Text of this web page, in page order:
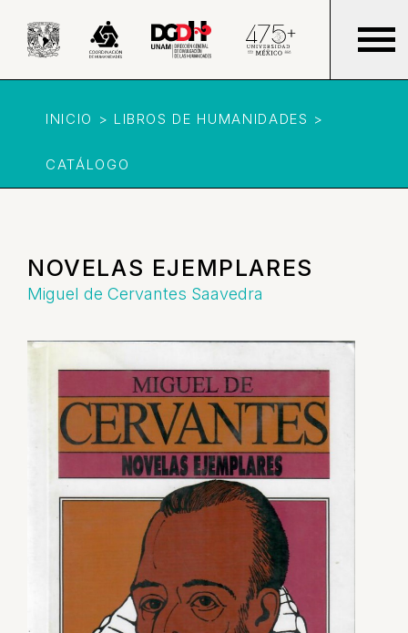
INICIO > LIBROS DE HUMANIDADES >
CATÁLOGO
NOVELAS EJEMPLARES
Miguel de Cervantes Saavedra